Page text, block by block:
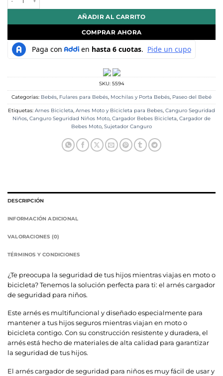
AÑADIR AL CARRITO
COMPRAR AHORA
SKU: 5594
Categorías: Bebés, Fulares para Bebés, Mochilas y Porta Bebés, Paseo del Bebé
Etiquetas: Arnes Bicicleta, Arnes Moto y Bicicleta para Bebes, Canguro Seguridad
Niños, Canguro Seguridad Niños Moto, Cargador Bebes Bicicleta, Cargador de
Bebes Moto, Sujetador Canguro
DESCRIPCIÓN
INFORMACIÓN ADICIONAL
VALORACIONES (0)
TÉRMINOS Y CONDICIONES
¿Te preocupa la seguridad de tus hijos mientras viajas en moto o
bicicleta? Tenemos la solución perfecta para ti: el arnés cargador
de seguridad para niños.
Este arnés es multifuncional y diseñado especialmente para
mantener a tus hijos seguros mientras viajan en moto o
bicicleta contigo. Con su construcción resistente y duradera, el
arnés está hecho de materiales de alta calidad para garantizar
la seguridad de tus hijos.
El arnés cargador de seguridad para niños es muy fácil de usar y